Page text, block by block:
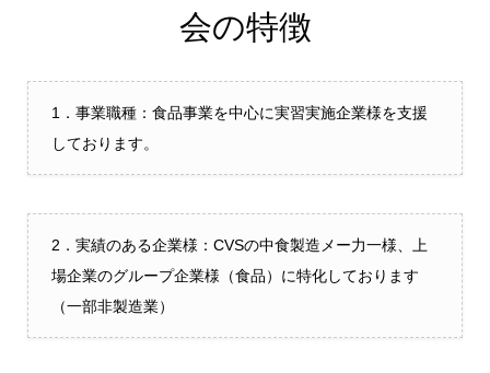
会の特徴
1．事業職種：食品事業を中心に実習実施企業様を支援
しております。
2．実績のある企業様：CVSの中食製造メー力一様、上
場企業のグループ企業様（食品）に特化しております
（一部非製造業）